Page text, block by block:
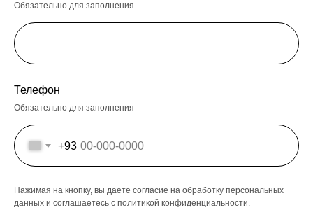
Обязательно для заполнения
Телефон
Обязательно для заполнения
+93
Нажимая на кнопку, вы даете согласие на обработку персональных
данных и соглашаетесь c политикой конфиденциальности.